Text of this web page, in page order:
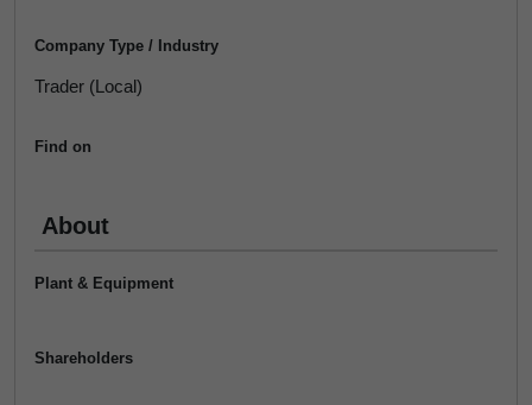
Company Type / Industry
Trader (Local)
Find on
About
Plant & Equipment
Shareholders